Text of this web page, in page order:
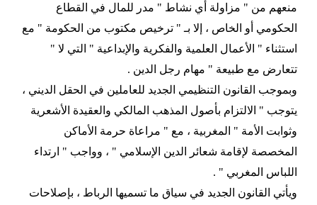
منعهم من " مزاولة أي نشاط " مدر للمال في القطاع
الحكومي أو الخاص ، إلا بـ " ترخيص مكتوب من الحكومة " مع
استثناء " الأعمال العلمية والفكرية والإبداعية " التي لا "
تتعارض مع طبيعة " مهام رجل الدين .
وبموجب القانون التنظيمي الجديد للعاملين في الحقل الديني ،
يتوجب " الالتزام بأصول المذهب المالكي والعقيدة الأشعرية
وثوابت الأمة " المغربية ، مع " مراعاة حرمة الأماكن
المخصصة لإقامة شعائر الدين الإسلامي " ، وواجب " ارتداء
اللباس المغربي " .
ويأتي القانون الجديد في سياق ما تسميها الرباط ، بإصلاحات